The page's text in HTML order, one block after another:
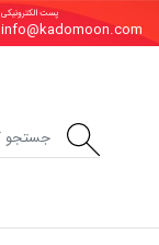
پست الکترونیکی
info@kadomoon.com